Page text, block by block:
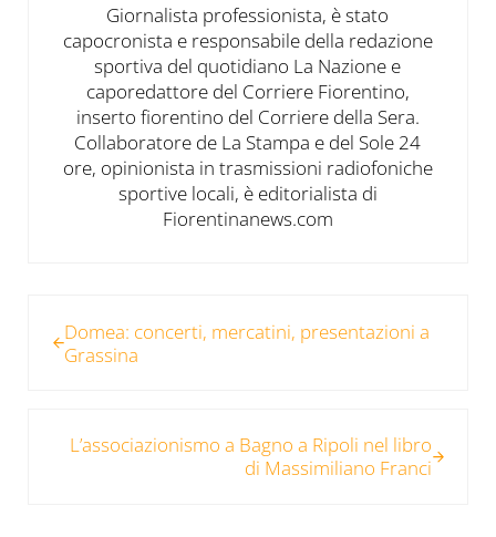
Giornalista professionista, è stato
capocronista e responsabile della redazione
sportiva del quotidiano La Nazione e
caporedattore del Corriere Fiorentino,
inserto fiorentino del Corriere della Sera.
Collaboratore de La Stampa e del Sole 24
ore, opinionista in trasmissioni radiofoniche
sportive locali, è editorialista di
Fiorentinanews.com
Domea: concerti, mercatini, presentazioni a
Grassina
L’associazionismo a Bagno a Ripoli nel libro
di Massimiliano Franci